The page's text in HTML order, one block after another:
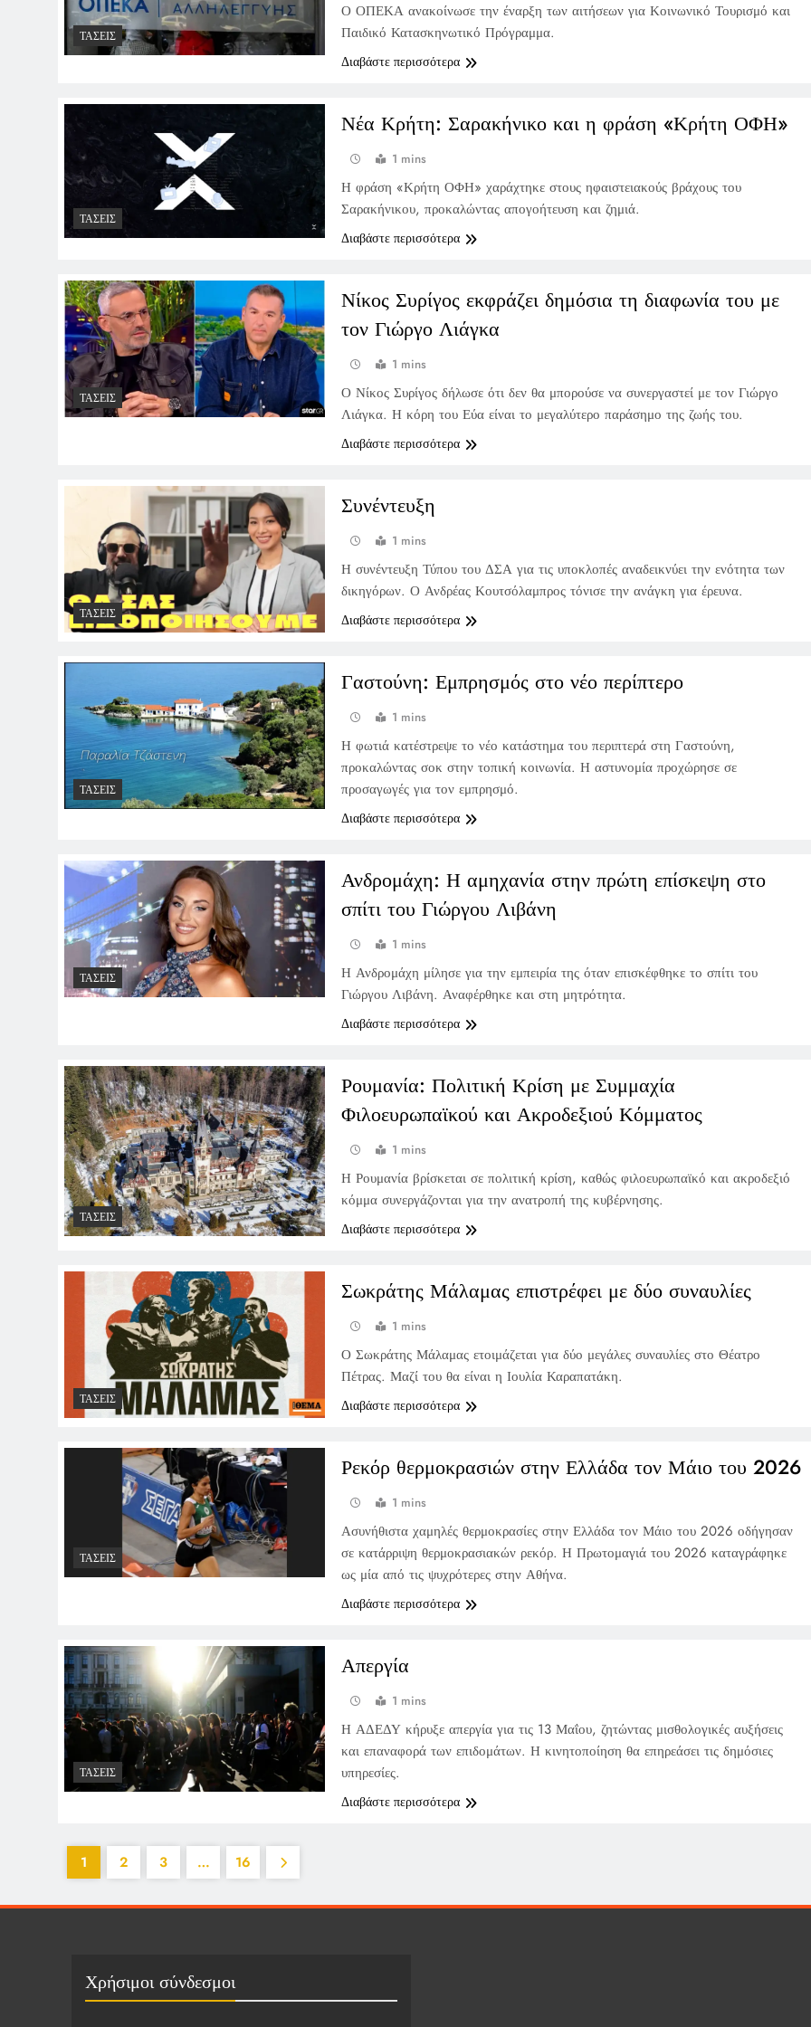
ΤΆΣΕΙΣ
Ο ΟΠΕΚΑ ανακοίνωσε την έναρξη των αιτήσεων για Κοινωνικό Τουρισμό και
Παιδικό Κατασκηνωτικό Πρόγραμμα.
Διαβάστε περισσότερα
ΤΆΣΕΙΣ
Νέα Κρήτη: Σαρακήνικο και η φράση «Κρήτη ΟΦΗ»
1 mins
Η φράση «Κρήτη ΟΦΗ» χαράχτηκε στους ηφαιστειακούς βράχους του
Σαρακήνικου, προκαλώντας απογοήτευση και ζημιά.
Διαβάστε περισσότερα
ΤΆΣΕΙΣ
Νίκος Συρίγος εκφράζει δημόσια τη διαφωνία του με
τον Γιώργο Λιάγκα
1 mins
Ο Νίκος Συρίγος δήλωσε ότι δεν θα μπορούσε να συνεργαστεί με τον Γιώργο
Λιάγκα. Η κόρη του Εύα είναι το μεγαλύτερο παράσημο της ζωής του.
Διαβάστε περισσότερα
ΤΆΣΕΙΣ
Συνέντευξη
1 mins
Η συνέντευξη Τύπου του ΔΣΑ για τις υποκλοπές αναδεικνύει την ενότητα των
δικηγόρων. Ο Ανδρέας Κουτσόλαμπρος τόνισε την ανάγκη για έρευνα.
Διαβάστε περισσότερα
ΤΆΣΕΙΣ
Γαστούνη: Εμπρησμός στο νέο περίπτερο
1 mins
Η φωτιά κατέστρεψε το νέο κατάστημα του περιπτερά στη Γαστούνη,
προκαλώντας σοκ στην τοπική κοινωνία. Η αστυνομία προχώρησε σε
προσαγωγές για τον εμπρησμό.
Διαβάστε περισσότερα
ΤΆΣΕΙΣ
Ανδρομάχη: Η αμηχανία στην πρώτη επίσκεψη στο
σπίτι του Γιώργου Λιβάνη
1 mins
Η Ανδρομάχη μίλησε για την εμπειρία της όταν επισκέφθηκε το σπίτι του
Γιώργου Λιβάνη. Αναφέρθηκε και στη μητρότητα.
Διαβάστε περισσότερα
ΤΆΣΕΙΣ
Ρουμανία: Πολιτική Κρίση με Συμμαχία
Φιλοευρωπαϊκού και Ακροδεξιού Κόμματος
1 mins
Η Ρουμανία βρίσκεται σε πολιτική κρίση, καθώς φιλοευρωπαϊκό και ακροδεξιό
κόμμα συνεργάζονται για την ανατροπή της κυβέρνησης.
Διαβάστε περισσότερα
ΤΆΣΕΙΣ
Σωκράτης Μάλαμας επιστρέφει με δύο συναυλίες
1 mins
Ο Σωκράτης Μάλαμας ετοιμάζεται για δύο μεγάλες συναυλίες στο Θέατρο
Πέτρας. Μαζί του θα είναι η Ιουλία Καραπατάκη.
Διαβάστε περισσότερα
ΤΆΣΕΙΣ
Ρεκόρ θερμοκρασιών στην Ελλάδα τον Μάιο του 2026
1 mins
Ασυνήθιστα χαμηλές θερμοκρασίες στην Ελλάδα τον Μάιο του 2026 οδήγησαν
σε κατάρριψη θερμοκρασιακών ρεκόρ. Η Πρωτομαγιά του 2026 καταγράφηκε
ως μία από τις ψυχρότερες στην Αθήνα.
Διαβάστε περισσότερα
ΤΆΣΕΙΣ
Απεργία
1 mins
Η ΑΔΕΔΥ κήρυξε απεργία για τις 13 Μαΐου, ζητώντας μισθολογικές αυξήσεις
και επαναφορά των επιδομάτων. Η κινητοποίηση θα επηρεάσει τις δημόσιες
υπηρεσίες.
Διαβάστε περισσότερα
1 2 3 … 16
Χρήσιμοι σύνδεσμοι